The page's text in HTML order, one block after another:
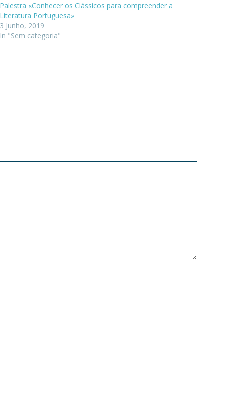
Palestra «Conhecer os Clássicos para compreender a
Literatura Portuguesa»
3 Junho, 2019
In "Sem categoria"